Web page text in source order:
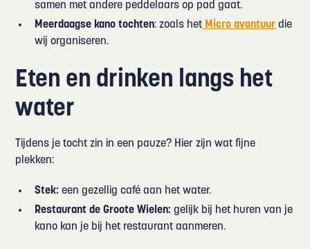
samen met andere peddelaars op pad gaat.
Meerdaagse kano tochten: zoals het Micro avontuur die
wij organiseren.
Eten en drinken langs het
water
Tijdens je tocht zin in een pauze? Hier zijn wat fijne
plekken:
Stek: een gezellig café aan het water.
Restaurant de Groote Wielen:gelijk bij het huren van je
kano kan je bij het restaurant aanmeren.